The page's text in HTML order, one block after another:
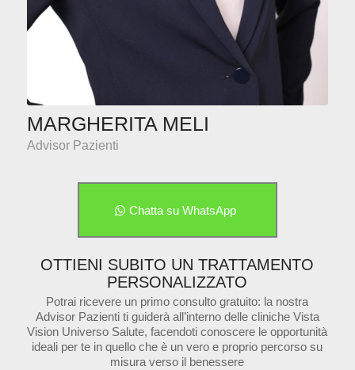
MARGHERITA MELI
Advisor Pazienti
Chatta su WhatsApp
OTTIENI SUBITO UN TRATTAMENTO
PERSONALIZZATO
Potrai ricevere un primo consulto gratuito: la nostra
Advisor Pazienti ti guiderà all’interno delle cliniche Vista
Vision Universo Salute, facendoti conoscere le opportunità
ideali per te in quello che è un vero e proprio percorso su
misura verso il benessere